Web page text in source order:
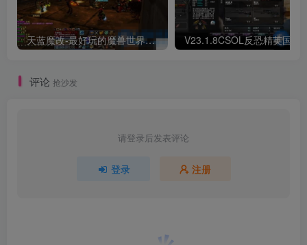
天蓝魔改-最好玩的魔兽世界巫妖王V335精品单机端【最智能的机器人】
评论 抢沙发
请登录后发表评论
登录 注册